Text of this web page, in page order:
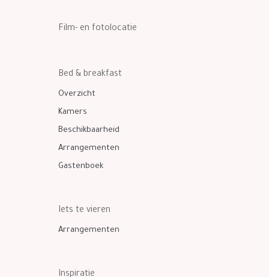
Film- en fotolocatie
Bed & breakfast
Overzicht
Kamers
Beschikbaarheid
Arrangementen
Gastenboek
Iets te vieren
Arrangementen
Inspiratie